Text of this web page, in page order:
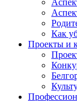
Как
Проекты и